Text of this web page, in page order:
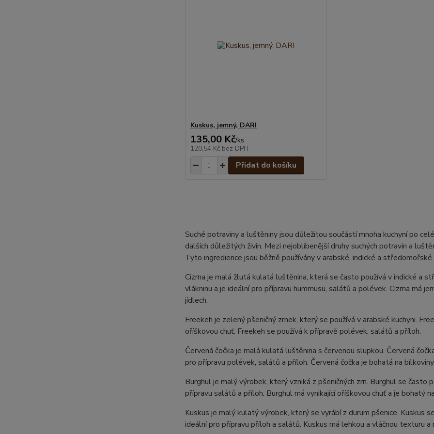
Kuskus, jemný, DARI
135,00 Kč/ks
120,54 Kč bez DPH
Přidat do košíku
Suché potraviny a luštěniny jsou důležitou součástí mnoha kuchyní po
dalších důležitých živin. Mezi nejoblíbenější druhy suchých potravin a
Tyto ingredience jsou běžně používány v arabské, indické a
Cizrna je malá žlutá kulatá luštěnina, která se často používá v indické a
vlákninu a je ideální pro přípravu hummusu, salátů a polévek. Cizrna má
jídlech.
Freekeh je zelený pšeničný zrnek, který se používá v arabské kuchyni.
oříškovou chuť. Freekeh se používá k přípravě polévek, salátů a příloh.
Červená čočka je malá kulatá luštěnina s červenou slupkou. Červená
pro přípravu polévek, salátů a příloh. Červená čočka je bohatá na
Burghul je malý výrobek, který vzniká z pšeničných zrn. Burghul se často
přípravu salátů a příloh. Burghul má vynikající oříškovou chuť a je bohatý
Kuskus je malý kulatý výrobek, který se vyrábí z durum pšenice. Kuskus
ideální pro přípravu příloh a salátů. Kuskus má lehkou a vláčnou texturu